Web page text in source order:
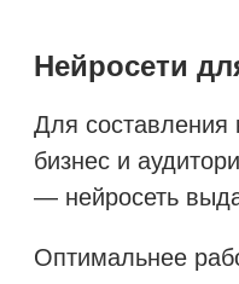
Нейросети
Для составления
бизнес и
— нейросеть
Оптимальнее